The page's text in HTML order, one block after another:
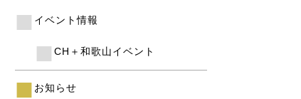
イベント情報
CH＋和歌山イベント
お知らせ